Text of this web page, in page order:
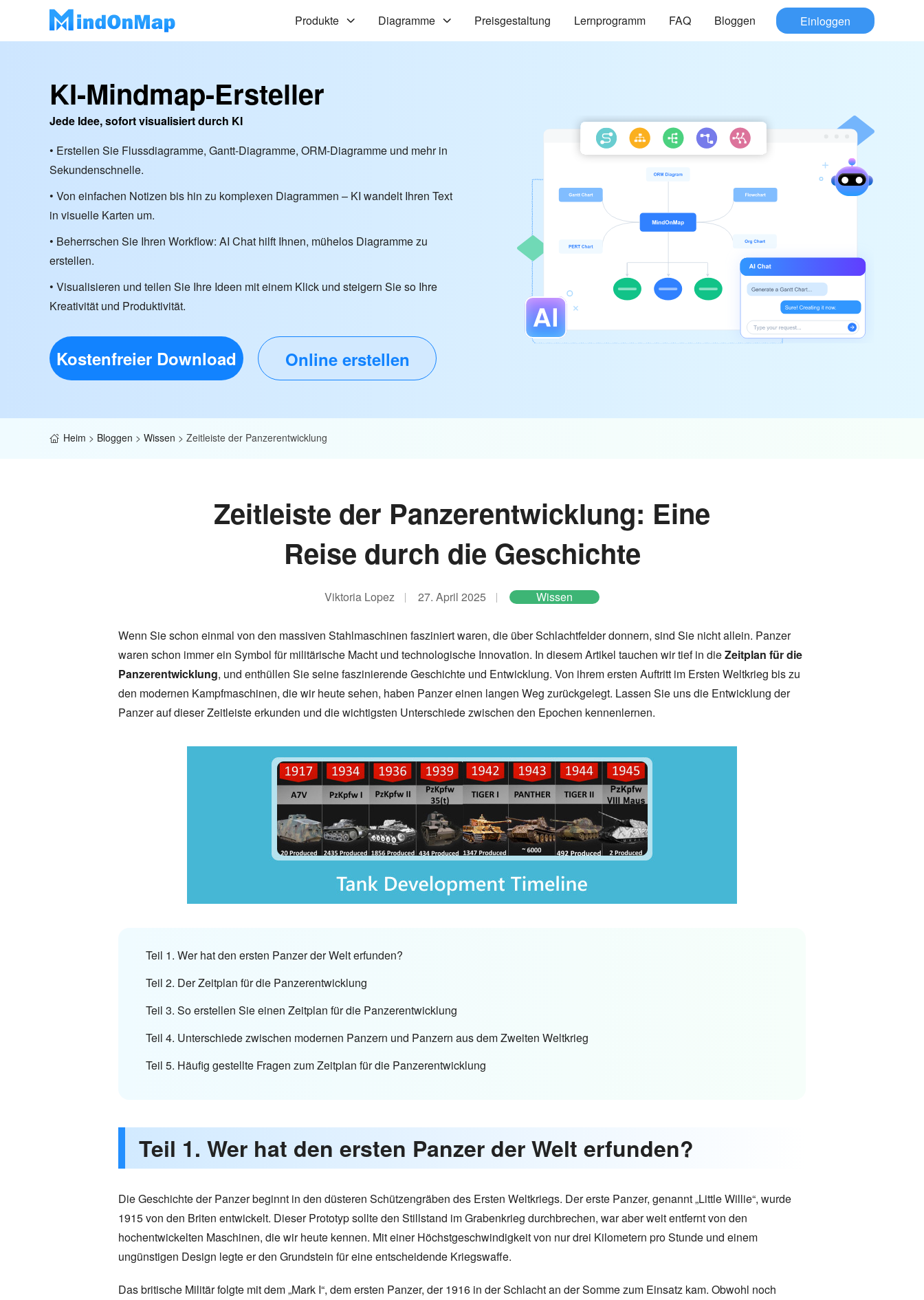
Produkte Diagramme Preisgestaltung Lernprogramm FAQ Bloggen Einloggen
KI-Mindmap-Ersteller
Jede Idee, sofort visualisiert durch KI
• Erstellen Sie Flussdiagramme, Gantt-Diagramme, ORM-Diagramme und mehr in
Sekundenschnelle.
• Von einfachen Notizen bis hin zu komplexen Diagrammen – KI wandelt Ihren Text
in visuelle Karten um.
• Beherrschen Sie Ihren Workflow: AI Chat hilft Ihnen, mühelos Diagramme zu
erstellen.
• Visualisieren und teilen Sie Ihre Ideen mit einem Klick und steigern Sie so Ihre
Kreativität und Produktivität.
Kostenfreier Download Online erstellen
Heim > Bloggen > Wissen > Zeitleiste der Panzerentwicklung
Zeitleiste der Panzerentwicklung: Eine
Reise durch die Geschichte
Viktoria Lopez 27. April 2025 Wissen
Wenn Sie schon einmal von den massiven Stahlmaschinen fasziniert waren, die über Schlachtfelder donnern, sind Sie nicht allein. Panzer
waren schon immer ein Symbol für militärische Macht und technologische Innovation. In diesem Artikel tauchen wir tief in dieZeitplan für die
Panzerentwicklung, und enthüllen Sie seine faszinierende Geschichte und Entwicklung. Von ihrem ersten Auftritt im Ersten Weltkrieg bis zu
den modernen Kampfmaschinen, die wir heute sehen, haben Panzer einen langen Weg zurückgelegt. Lassen Sie uns die Entwicklung der
Panzer auf dieser Zeitleiste erkunden und die wichtigsten Unterschiede zwischen den Epochen kennenlernen.
Teil 1. Wer hat den ersten Panzer der Welt erfunden?
Teil 2. Der Zeitplan für die Panzerentwicklung
Teil 3. So erstellen Sie einen Zeitplan für die Panzerentwicklung
Teil 4. Unterschiede zwischen modernen Panzern und Panzern aus dem Zweiten Weltkrieg
Teil 5. Häufig gestellte Fragen zum Zeitplan für die Panzerentwicklung
Teil 1. Wer hat den ersten Panzer der Welt erfunden?
Die Geschichte der Panzer beginnt in den düsteren Schützengräben des Ersten Weltkriegs. Der erste Panzer, genannt „Little Willie“, wurde
1915 von den Briten entwickelt. Dieser Prototyp sollte den Stillstand im Grabenkrieg durchbrechen, war aber weit entfernt von den
hochentwickelten Maschinen, die wir heute kennen. Mit einer Höchstgeschwindigkeit von nur drei Kilometern pro Stunde und einem
ungünstigen Design legte er den Grundstein für eine entscheidende Kriegswaffe.
Das britische Militär folgte mit dem „Mark I“, dem ersten Panzer, der 1916 in der Schlacht an der Somme zum Einsatz kam. Obwohl noch